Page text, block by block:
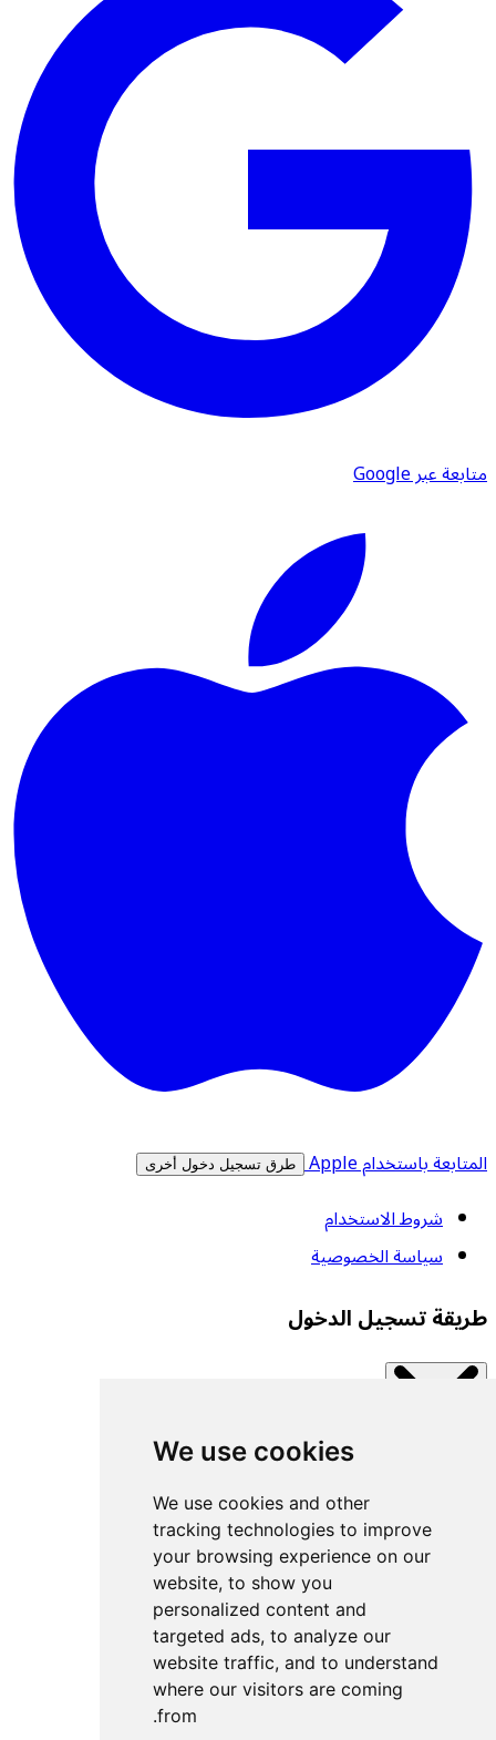
We use cookies
We use cookies and other
tracking technologies to improve
your browsing experience on our
website, to show you
personalized content and
targeted ads, to analyze our
website traffic, and to understand
where our visitors are coming
from.
متابعة عبر Google
المتابعة باستخدام Apple طرق تسجيل دخول أخرى
شروط الاستخدام
سياسة الخصوصية
طريقة تسجيل الدخول
اتصل بإحدى الخدمات المتاحة.
تسجيل الدخول بمفتاح مرور
تسجيل الدخول باستخدام UACF
تسجيل الدخول باستخدام Decathlon
تسجيل الدخول باستخدام Withings